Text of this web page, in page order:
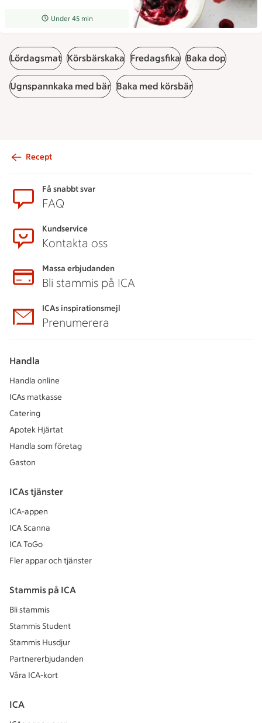
Receptet tar Under 45 min att tillaga
Under 45 min
Lördagsmat Körsbärskaka Fredagsfika Baka dop
Ugnspannkaka med bär Baka med körsbär
Recept
Få snabbt svar
FAQ
Kundservice
Kontakta oss
Massa erbjudanden
Bli stammis på ICA
ICAs inspirationsmejl
Prenumerera
Handla
Handla online
ICAs matkasse
Catering
Apotek Hjärtat
Handla som företag
Gaston
ICAs tjänster
ICA-appen
ICA Scanna
ICA ToGo
Fler appar och tjänster
Stammis på ICA
Bli stammis
Stammis Student
Stammis Husdjur
Partnererbjudanden
Våra ICA-kort
ICA